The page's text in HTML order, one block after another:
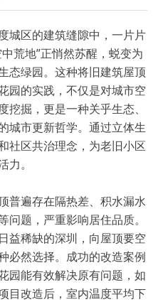
城区的建筑缝隙中，一片片
荒地”正悄然苏醒，蜕变为
态绿园。这种将旧建筑屋顶
园的实践，不仅是对城市空
挖掘，更是一种关乎生态、
城市更新哲学。通过立体生
社区共治理念，为老旧小区
力。
普遍存在隔热差、积水漏水
问题，严重影响居住品质。
益稀缺的深圳，向屋顶要空
必然选择。成功的改造案例
园能有效解决原有问题，如
目改造后，室内温度平均下